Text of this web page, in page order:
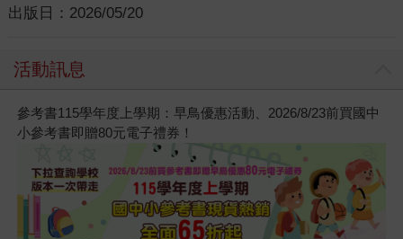
出版日： 2026/05/20
活動訊息
參考書115學年度上學期：早鳥優惠活動、2026/8/23前買國中
小參考書即贈80元電子禮券！